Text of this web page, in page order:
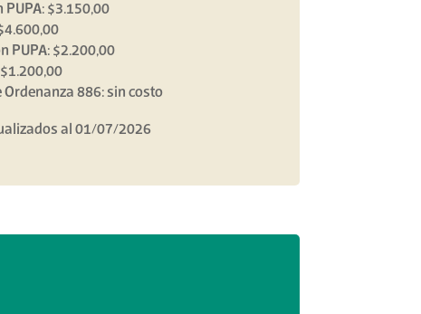
$3.150,00
PUPA: $2.200,00
Ordenanza 886: sin costo
al 01/07/2026